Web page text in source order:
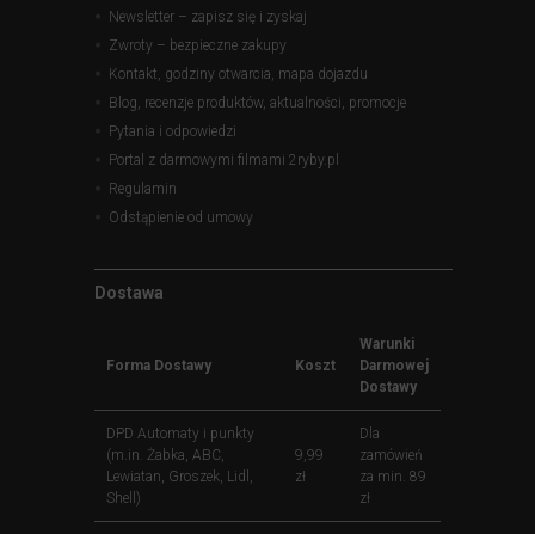
Newsletter – zapisz się i zyskaj
Zwroty – bezpieczne zakupy
Kontakt, godziny otwarcia, mapa dojazdu
Blog, recenzje produktów, aktualności, promocje
Pytania i odpowiedzi
Portal z darmowymi filmami 2ryby.pl
Regulamin
Odstąpienie od umowy
Dostawa
Forma Dostawy Koszt
Warunki
Darmowej
Dostawy
DPD Automaty i punkty
(m.in. Żabka, ABC,
Lewiatan, Groszek, Lidl,
Shell)
9,99
zł
Dla
zamówień
za min. 89
zł